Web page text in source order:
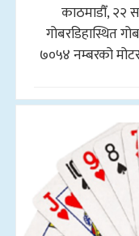
काठमाडौँ, २२
गोबरडिहास्थित
७०५४ नम्बरको